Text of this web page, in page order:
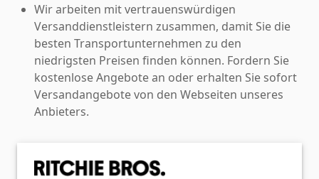
Wir arbeiten mit vertrauenswürdigen
Versanddienstleistern zusammen, damit Sie die
besten Transportunternehmen zu den
niedrigsten Preisen finden können. Fordern Sie
kostenlose Angebote an oder erhalten Sie sofort
Versandangebote von den Webseiten unseres
Anbieters.